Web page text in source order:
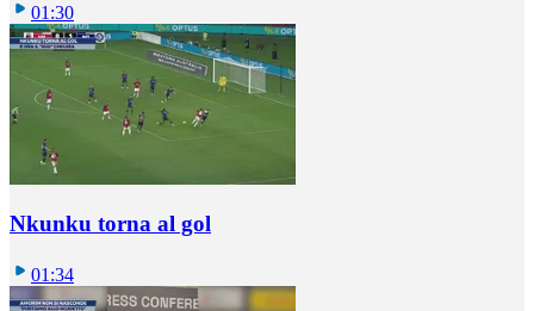
01:30
Nkunku torna al gol
01:34